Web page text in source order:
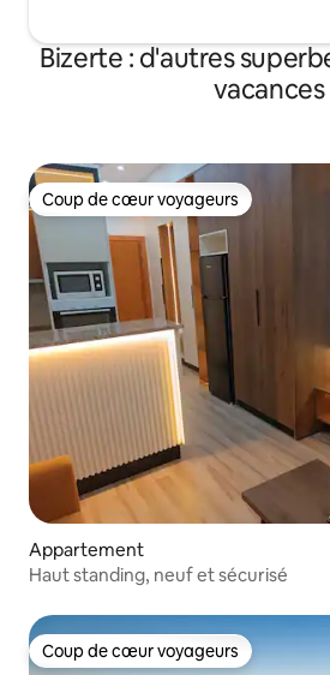
Bizerte : d'autres
vacances
Coup de cœur voyageurs
Coup de cœur voyageurs
Appartement
Haut standing, neuf et sécurisé
Coup de cœur voyageurs
Coup de cœur voyageurs